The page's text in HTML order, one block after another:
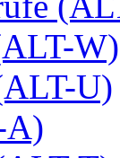
W)
U)
A)